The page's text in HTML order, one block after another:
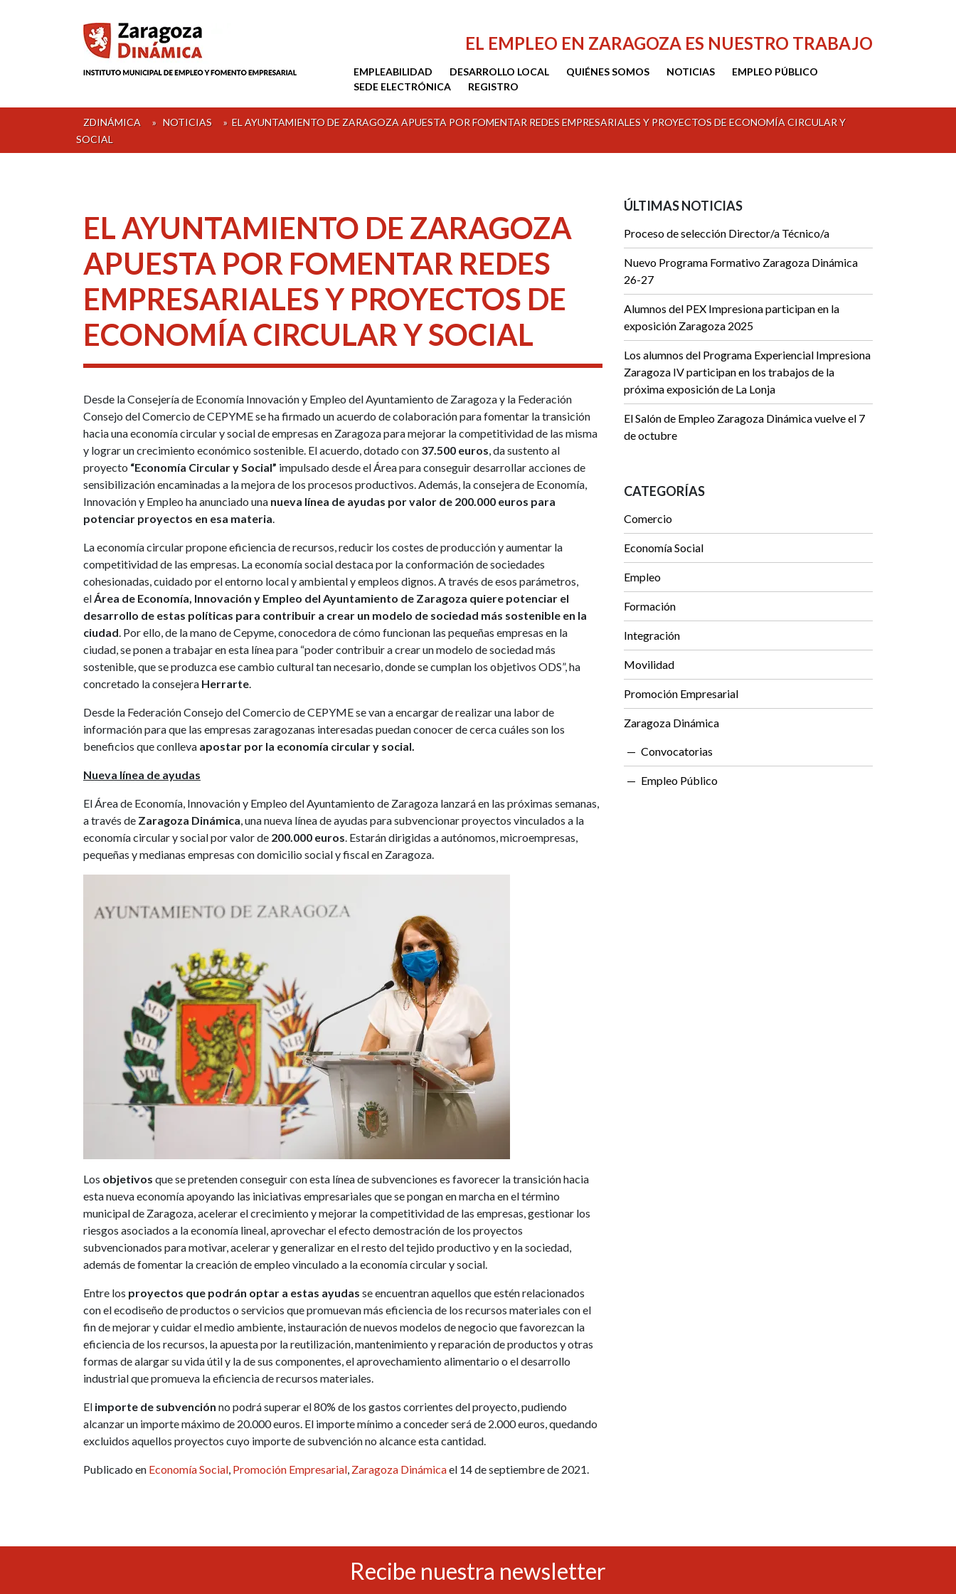
EL EMPLEO EN ZARAGOZA ES NUESTRO TRABAJO
EMPLEABILIDAD DESARROLLO LOCAL QUIÉNES SOMOS NOTICIAS
EMPLEO PÚBLICO
SEDE ELECTRÓNICA
REGISTRO
ZDINÁMICA » NOTICIAS » EL AYUNTAMIENTO DE ZARAGOZA APUESTA POR FOMENTAR REDES EMPRESARIALES Y PROYECTOS DE ECONOMÍA CIRCULAR Y
SOCIAL
EL AYUNTAMIENTO DE ZARAGOZA
APUESTA POR FOMENTAR REDES
EMPRESARIALES Y PROYECTOS DE
ECONOMÍA CIRCULAR Y SOCIAL
Desde la Consejería de Economía Innovación y Empleo del Ayuntamiento de Zaragoza y la Federación
Consejo del Comercio de CEPYME se ha firmado un acuerdo de colaboración para fomentar la transición
hacia una economía circular y social de empresas en Zaragoza para mejorar la competitividad de las misma
y lograr un crecimiento económico sostenible. El acuerdo, dotado con 37.500 euros , da sustento al
proyecto “Economía Circular y Social” impulsado desde el Área para conseguir desarrollar acciones de
sensibilización encaminadas a la mejora de los procesos productivos. Además, la consejera de Economía,
Innovación y Empleo ha anunciado una nueva línea de ayudas por valor de 200.000 euros para
potenciar proyectos en esa materia
La economía circular propone eficiencia de recursos, reducir los costes de producción y aumentar la
competitividad de las empresas. La economía social destaca por la conformación de sociedades
cohesionadas, cuidado por el entorno local y ambiental y empleos dignos. A través de esos parámetros,
el Área de Economía, Innovación y Empleo del Ayuntamiento de Zaragoza quiere potenciar el
desarrollo de estas políticas para contribuir a crear un modelo de sociedad más sostenible en la
ciudad . Por ello, de la mano de Cepyme, conocedora de cómo funcionan las pequeñas empresas en la
ciudad, se ponen a trabajar en esta línea para “poder contribuir a crear un modelo de sociedad más
sostenible, que se produzca ese cambio cultural tan necesario, donde se cumplan los objetivos ODS”, ha
concretado la consejera Herrarte
Desde la Federación Consejo del Comercio de CEPYME se van a encargar de realizar una labor de
información para que las empresas zaragozanas interesadas puedan conocer de cerca cuáles son los
beneficios que conlleva apostar por la economía circular y social.
Nueva línea de ayudas
El Área de Economía, Innovación y Empleo del Ayuntamiento de Zaragoza lanzará en las próximas semanas,
a través de Zaragoza Dinámica , una nueva línea de ayudas para subvencionar proyectos vinculados a la
economía circular y social por valor de 200.000 euros . Estarán dirigidas a autónomos, microempresas,
pequeñas y medianas empresas con domicilio social y fiscal en Zaragoza.
Los objetivos que se pretenden conseguir con esta línea de subvenciones es favorecer la transición hacia
esta nueva economía apoyando las iniciativas empresariales que se pongan en marcha en el término
municipal de Zaragoza, acelerar el crecimiento y mejorar la competitividad de las empresas, gestionar los
riesgos asociados a la economía lineal, aprovechar el efecto demostración de los proyectos
subvencionados para motivar, acelerar y generalizar en el resto del tejido productivo y en la sociedad,
además de fomentar la creación de empleo vinculado a la economía circular y social.
Entre los proyectos que podrán optar a estas ayudas se encuentran aquellos que estén relacionados
con el ecodiseño de productos o servicios que promuevan más eficiencia de los recursos materiales con el
fin de mejorar y cuidar el medio ambiente, instauración de nuevos modelos de negocio que favorezcan la
eficiencia de los recursos, la apuesta por la reutilización, mantenimiento y reparación de productos y otras
formas de alargar su vida útil y la de sus componentes, el aprovechamiento alimentario o el desarrollo
industrial que promueva la eficiencia de recursos materiales.
El importe de subvención no podrá superar el 80% de los gastos corrientes del proyecto, pudiendo
alcanzar un importe máximo de 20.000 euros. El importe mínimo a conceder será de 2.000 euros, quedando
excluidos aquellos proyectos cuyo importe de subvención no alcance esta cantidad.
Publicado en Economía Social Promoción Empresarial Zaragoza Dinámicael 14 de septiembre de 2021.
ÚLTIMAS NOTICIAS
Proceso de selección Director/a Técnico/a
Nuevo Programa Formativo Zaragoza Dinámica
26-27
Alumnos del PEX Impresiona participan en la
exposición Zaragoza 2025
Los alumnos del Programa Experiencial Impresiona
Zaragoza IV participan en los trabajos de la
próxima exposición de La Lonja
El Salón de Empleo Zaragoza Dinámica vuelve el 7
de octubre
CATEGORÍAS
Comercio
Economía Social
Empleo
Formación
Integración
Movilidad
Promoción Empresarial
Zaragoza Dinámica
Convocatorias
Empleo Público
Recibe nuestra newsletter